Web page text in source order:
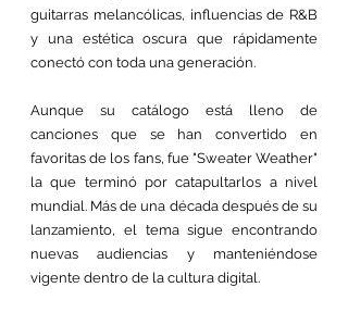
guitarras melancólicas, influencias de R&B
y una estética oscura que rápidamente
conectó con toda una generación.
Aunque su catálogo está lleno de
canciones que se han convertido en
favoritas de los fans, fue "Sweater Weather"
la que terminó por catapultarlos a nivel
mundial. Más de una década después de su
lanzamiento, el tema sigue encontrando
nuevas audiencias y manteniéndose
vigente dentro de la cultura digital.